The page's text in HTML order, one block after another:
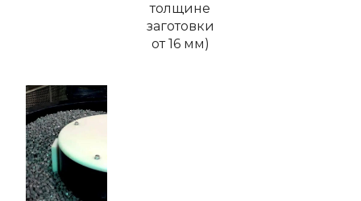
толщине
заготовки
от 16 мм)